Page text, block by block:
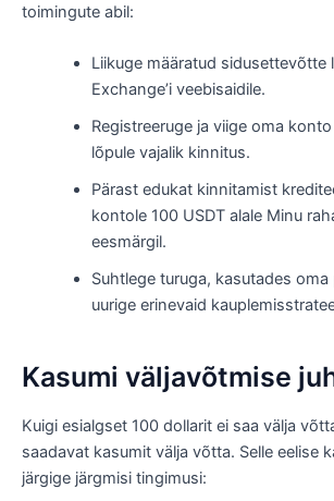
toimingute abil:
Liikuge määratud sidusettevõtte
Exchange’i veebisaidile.
Registreeruge ja viige oma
lõpule vajalik kinnitus.
Pärast edukat kinnitamist
kontole 100 USDT alale Minu
eesmärgil.
Suhtlege turuga, kasutades
uurige erinevaid
Kasumi väljavõtmise
Kuigi esialgset 100 dollarit ei saa välja
saadavat kasumit välja võtta. Selle eelise
järgige järgmisi tingimusi: